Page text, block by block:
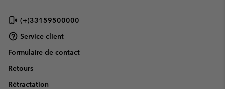
(+)33159500000
Service client
Formulaire de contact
Retours
Rétractation